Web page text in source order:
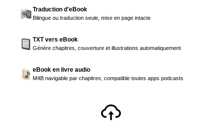
Traduction d'eBook
Bilingue ou traduction seule, mise en page intacte
TXT vers eBook
Génère chapitres, couverture et illustrations automatiquement
eBook en livre audio
M4B navigable par chapitres, compatible toutes apps podcasts